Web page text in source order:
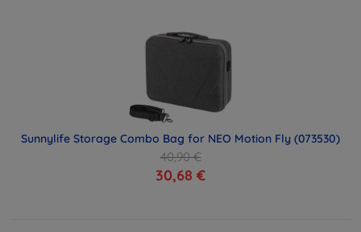
Sunnylife Storage Combo Bag for NEO Motion Fly (073530)
40,90 €
30,68 €